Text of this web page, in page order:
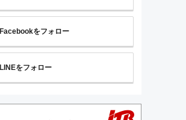
Facebookをフォロー
LINEをフォロー